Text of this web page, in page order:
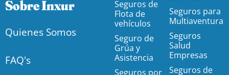
Sobre Inxur
Quienes Somos
FAQ's
Seguros de
Flota de
vehículos
Seguro de
Grúa y
Asistencia
Seguros por
Seguros para
Multiaventura
Seguros
Salud
Empresas
Seguros de